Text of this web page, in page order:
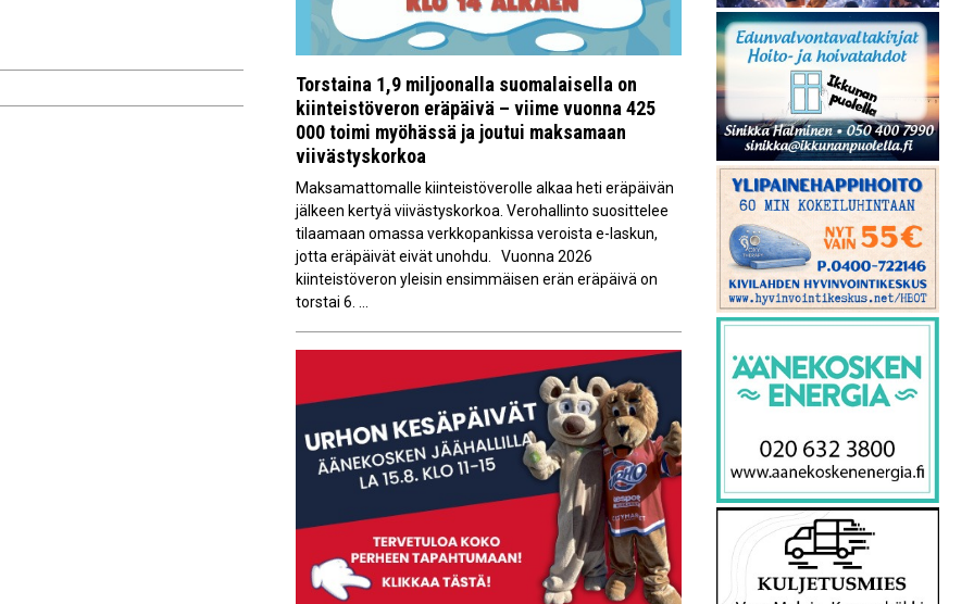
Torstaina 1,9 miljoonalla suomalaisella on
kiinteistöveron eräpäivä – viime vuonna 425
000 toimi myöhässä ja joutui maksamaan
viivästyskorkoa
Maksamattomalle kiinteistöverolle alkaa heti eräpäivän
jälkeen kertyä viivästyskorkoa. Verohallinto suosittelee
tilaamaan omassa verkkopankissa veroista e-laskun,
jotta eräpäivät eivät unohdu. Vuonna 2026
kiinteistöveron yleisin ensimmäisen erän eräpäivä on
torstai 6. ...